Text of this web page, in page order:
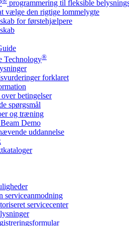
programmering til fleksible
vælge den rigtige lommelygte
for førstehjælpere
Technology®
forklaret
betingelser
spørgsmål
og træning
Demo
uddannelse
serviceanmodning
servicecenter